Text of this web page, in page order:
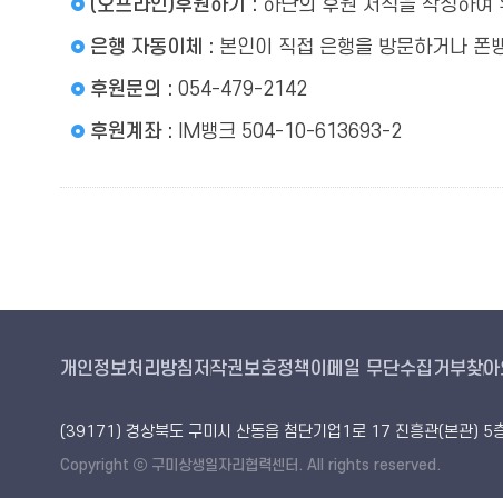
(오프라인)후원하기 : 하단의 후원 서식을 작성하여
은행 자동이체 : 본인이 직접 은행을 방문하거나 폰
후원문의 : 054-479-2142
후원계좌 :
IM뱅크 504-10-613693-2
개인정보처리방침저작권보호정책이메일 무단수집거부찾
(39171) 경상북도 구미시 산동읍 첨단기업1로 17 진흥관(본관)
Copyright ⓒ 구미상생일자리협력센터. All rights reserved.